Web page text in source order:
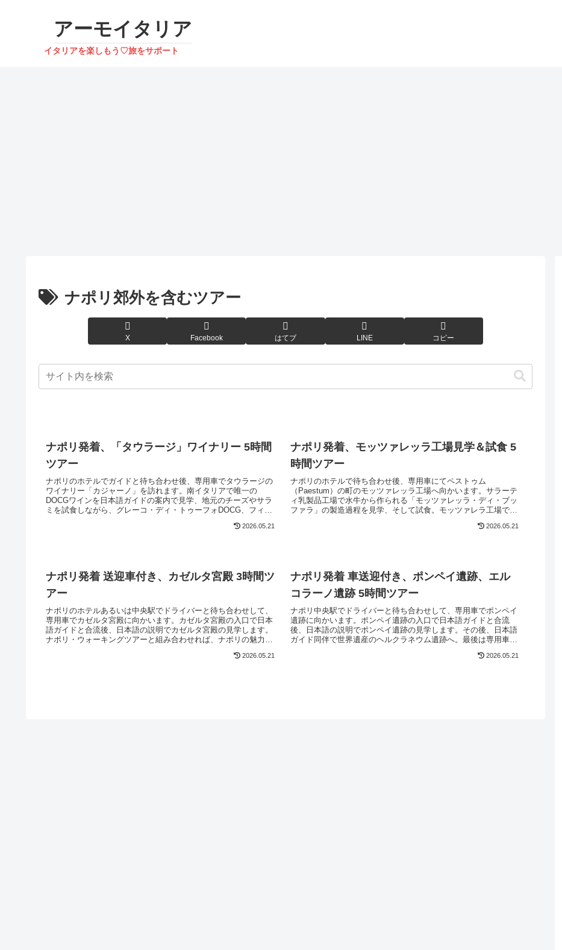
アーモイタリア
イタリアを楽しもう♡旅をサポート
ナポリ郊外を含むツアー
X Facebook はてブ LINE コピー
ナポリ発着、「タウラージ」ワイナリー 5時間
ツアー
ナポリのホテルでガイドと待ち合わせ後、専用車でタウラージの
ワイナリー「カジャーノ」を訪れます。南イタリアで唯一の
DOCGワインを日本語ガイドの案内で見学、地元のチーズやサラ
ミを試食しながら、グレーコ・ディ・トゥーフォDOCG、フィア
ンが試飲できます。近郊アグリツーリズモの郷土料理ランチも好
2026.05.21
ナポリ発着、モッツァレッラ工場見学＆試食 5
時間ツアー
ナポリのホテルで待ち合わせ後、専用車にてペストゥム
（Paestum）の町のモッツァレッラ工場へ向かいます。サラーテ
ィ乳製品工場で水牛から作られる「モッツァレッラ・ディ・ブッ
ファラ」の製造過程を見学、そして試食。モッツァレラ工場では
2026.05.21
ナポリ発着 送迎車付き、カゼルタ宮殿 3時間ツ
アー
ナポリのホテルあるいは中央駅でドライバーと待ち合わせして、
専用車でカゼルタ宮殿に向かいます。カゼルタ宮殿の入口で日本
語ガイドと合流後、日本語の説明でカゼルタ宮殿の見学します。
ナポリ・ウォーキングツアーと組み合わせれば、ナポリの魅力を
2026.05.21
ナポリ発着 車送迎付き、ポンペイ遺跡、エル
コラーノ遺跡 5時間ツアー
ナポリ中央駅でドライバーと待ち合わせして、専用車でポンペイ
遺跡に向かいます。ポンペイ遺跡の入口で日本語ガイドと合流
後、日本語の説明でポンペイ遺跡の見学します。その後、日本語
ガイド同伴で世界遺産のヘルクラネウム遺跡へ。最後は専用車で
2026.05.21